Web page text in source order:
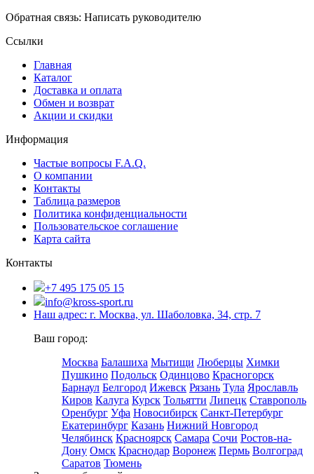
Обратная связь: Написать руководителю
Ссылки
Главная
Каталог
Доставка и оплата
Обмен и возврат
Акции и скидки
Информация
Частые вопросы F.A.Q.
О компании
Контакты
Таблица размеров
Политика конфиденциальности
Пользовательское соглашение
Карта сайта
Контакты
+7 495 175 05 15
info@kross-sport.ru
Наш адрес: г. Москва, ул. Шаболовка, 34, стр. 7
Ваш город:
Москва Балашиха Мытищи Люберцы Химки
Пушкино Подольск Одинцово Красногорск
Барнаул Белгород Ижевск Рязань Тула Ярославль
Киров Калуга Курск Тольятти Липецк Ставрополь
Оренбург Уфа Новосибирск Санкт-Петербург
Екатеринбург Казань Нижний Новгород
Челябинск Красноярск Самара Сочи Ростов-на-
Дону Омск Краснодар Воронеж Пермь Волгоград
Саратов Тюмень